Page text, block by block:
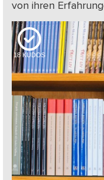
von ihren
18 KUDOS